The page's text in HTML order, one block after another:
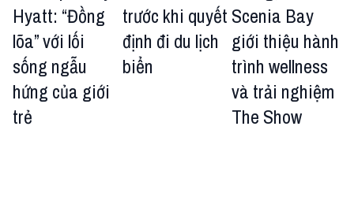
Hyatt: “Đồng
lõa” với lối
sống ngẫu
hứng của giới
trẻ
trước khi quyết
định đi du lịch
biển
Scenia Bay
giới thiệu hành
trình wellness
và trải nghiệm
The Show